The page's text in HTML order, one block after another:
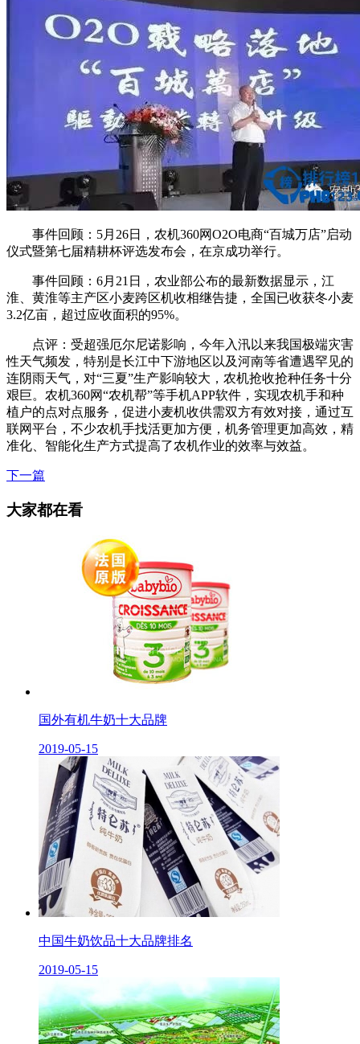
事件回顾：5月26日，农机360网O2O电商“百城万店”启动
仪式暨第七届精耕杯评选发布会，在京成功举行。
事件回顾：6月21日，农业部公布的最新数据显示，江
淮、黄淮等主产区小麦跨区机收相继告捷，全国已收获冬小麦
3.2亿亩，超过应收面积的95%。
点评：受超强厄尔尼诺影响，今年入汛以来我国极端灾害
性天气频发，特别是长江中下游地区以及河南等省遭遇罕见的
连阴雨天气，对“三夏”生产影响较大，农机抢收抢种任务十分
艰巨。农机360网“农机帮”等手机APP软件，实现农机手和种
植户的点对点服务，促进小麦机收供需双方有效对接，通过互
联网平台，不少农机手找活更加方便，机务管理更加高效，精
准化、智能化生产方式提高了农机作业的效率与效益。
下一篇
大家都在看
国外有机牛奶十大品牌
2019-05-15
中国牛奶饮品十大品牌排名
2019-05-15